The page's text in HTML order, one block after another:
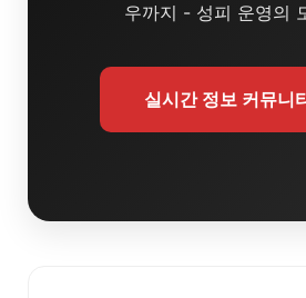
우까지 - 성피 운영의
실시간 정보 커뮤니